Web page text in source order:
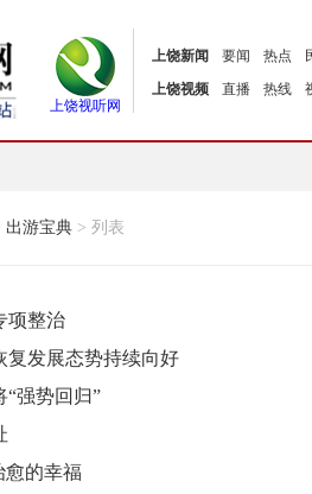
上饶视听网
上饶新闻 要闻 热点
上饶视频
直播 热线
出游宝典 > 列表
项整治
复发展态势持续向好
“强势回归”
愈的幸福